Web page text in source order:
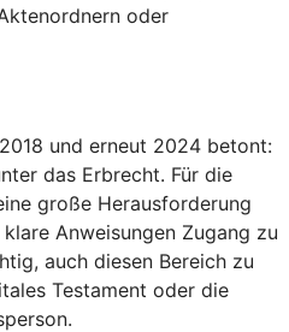
oder
und erneut 2024 betont:
das Erbrecht. Für die
große Herausforderung
Anweisungen Zugang zu
auch diesen Bereich zu
Testament oder die